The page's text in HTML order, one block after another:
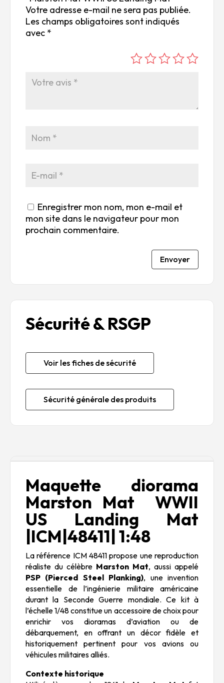
Votre adresse e-mail ne sera pas publiée.
Les champs obligatoires sont indiqués
avec *
s
Enregistrer mon nom, mon e-mail et
mon site dans le navigateur pour mon
prochain commentaire.
Envoyer
Sécurité & RSGP
Voir les fiches de sécurité
Sécurité générale des produits
Maquette diorama
Marston Mat WWII
US Landing Mat
|ICM|48411| 1:48
La référence ICM 48411 propose une reproduction
réaliste du célèbre Marston Mat, aussi appelé
PSP (Pierced Steel Planking), une invention
essentielle de l’ingénierie militaire américaine
durant la Seconde Guerre mondiale. Ce kit à
l’échelle 1/48 constitue un accessoire de choix pour
enrichir vos dioramas d’aviation ou de
débarquement, en offrant un décor fidèle et
historiquement pertinent pour vos avions ou
véhicules militaires alliés.
Contexte historique